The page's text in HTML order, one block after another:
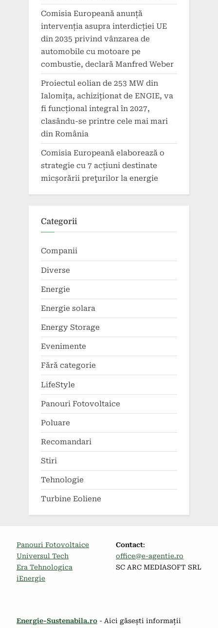
Comisia Europeană anunță
intervenția asupra interdicției UE
din 2035 privind vânzarea de
automobile cu motoare pe
combustie, declară Manfred Weber
Proiectul eolian de 253 MW din
Ialomița, achiziționat de ENGIE, va
fi funcțional integral în 2027,
clasându-se printre cele mai mari
din România
Comisia Europeană elaborează o
strategie cu 7 acțiuni destinate
micșorării preţurilor la energie
Categorii
Companii
Diverse
Energie
Energie solara
Energy Storage
Evenimente
Fără categorie
LifeStyle
Panouri Fotovoltaice
Poluare
Recomandari
Stiri
Tehnologie
Turbine Eoliene
Panouri Fotovoltaice
Universul Tech
Era Tehnologica
iEnergie
Contact:
office@e-agentie.ro
SC ARC MEDIASOFT SRL
Energie-Sustenabila.ro - Aici găsești informații